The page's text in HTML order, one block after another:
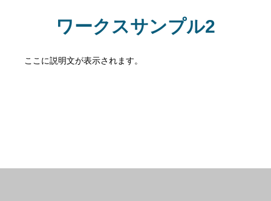
ワークスサンプル2
ここに説明文が表示されます。